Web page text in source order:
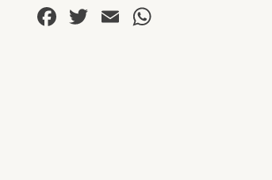
Facebook
Twitter
Email